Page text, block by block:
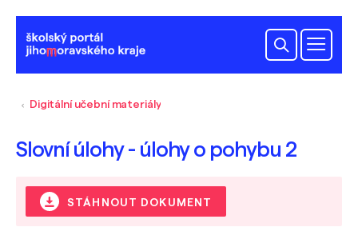
Digitální učební materiály
Slovní úlohy - úlohy o pohybu 2
STÁHNOUT DOKUMENT